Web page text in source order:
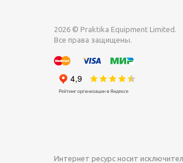
2026 © Praktika Equipment Limited.
Все права защищены.
Интернет ресурс носит